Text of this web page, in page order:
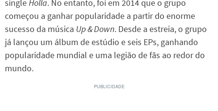
singleHolla. No entanto, foi em 2014 que o grupo
começou a ganhar popularidade a partir do enorme
sucesso da música Up & Down. Desde a estreia, o grupo
já lançou um álbum de estúdio e seis EPs, ganhando
popularidade mundial e uma legião de fãs ao redor do
mundo.